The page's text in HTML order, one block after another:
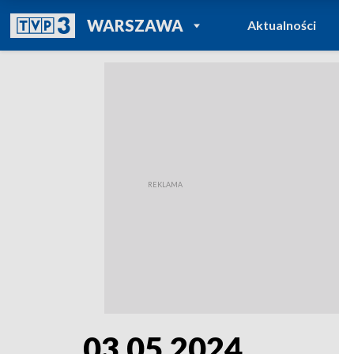
WARSZAWAPOWRÓT DO
TVP REGIONY
Aktualności